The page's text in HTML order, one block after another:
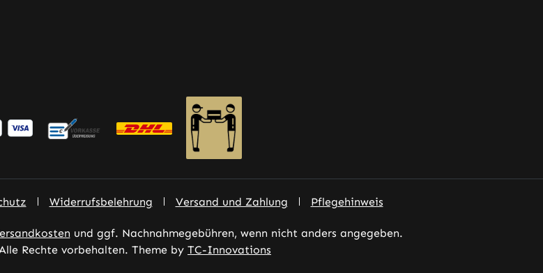
Link)
Widerrufsbelehrung Versand und Zahlung Pflegehinweis
und ggf. Nachnahmegebühren, wenn nicht anders angegeben.
Rechte vorbehalten. Theme by TC-Innovations